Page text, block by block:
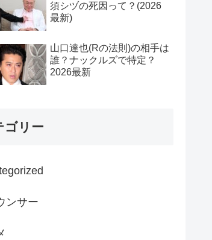
須シヅの死因って？(2026
最新)
山口達也(Rの法則)の相手は
誰？ナックルズで特定？
2026最新
ゴリー
ンサー